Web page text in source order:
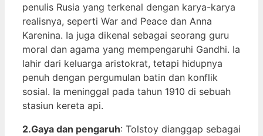
penulis Rusia yang terkenal dengan karya-karya
realisnya, seperti War and Peace dan Anna
Karenina. Ia juga dikenal sebagai seorang guru
moral dan agama yang mempengaruhi Gandhi. Ia
lahir dari keluarga aristokrat, tetapi hidupnya
penuh dengan pergumulan batin dan konflik
sosial. Ia meninggal pada tahun 1910 di sebuah
stasiun kereta api.
2.Gaya dan pengaruh: Tolstoy dianggap sebagai